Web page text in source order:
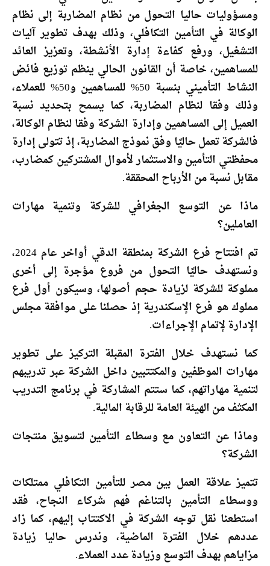
ومسؤوليات حاليا التحول من نظام المضاربة إلى نظام
الوكالة في التأمين التكافلي، وذلك بهدف تطوير آليات
التشغيل، ورفع كفاءة إدارة الأنشطة، وتعزيز العائد
للمساهمين، خاصة أن القانون الحالي ينظم توزيع فائض
النشاط التأميني بنسبة 50% للمساهمين و50% للعملاء،
وذلك وفقا لنظام المضاربة، كما يسمح بتحديد نسبة
العميل إلى المساهمين وإدارة الشركة وفقا لنظام الوكالة،
فالشركة تعمل حاليًا وفق نموذج المضاربة، إذ تتولى إدارة
محفظتي التأمين والاستثمار لأموال المشتركين كمضارب،
مقابل نسبة من الأرباح المحققة.
ماذا عن التوسع الجغرافي للشركة وتنمية مهارات
العاملين؟
تم افتتاح فرع الشركة بمنطقة الدقي أواخر عام 2024،
ونستهدف حاليًا التحول من فروع مؤجرة إلى أخرى
مملوكة للشركة لزيادة حجم أصولها، وسيكون أول فرع
مملوك هو فرع الإسكندرية إذ حصلنا على موافقة مجلس
الإدارة لإتمام الإجراءات.
كما نستهدف خلال الفترة المقبلة التركيز على تطوير
مهارات الموظفين والمكتتبين داخل الشركة عبر تدريبهم
لتنمية مهاراتهم، كما ستتم المشاركة في برنامج التدريب
المكثف من الهيئة العامة للرقابة المالية.
وماذا عن التعاون مع وسطاء التأمين لتسويق منتجات
الشركة؟
تتميز علاقة العمل بين مصر للتأمين التكافلي ممتلكات
ووسطاء التأمين بالتناغم فهم شركاء النجاح، فقد
استطعنا نقل توجه الشركة في الاكتتاب إليهم، كما زاد
عددهم خلال الفترة الماضية، وندرس حاليا زيادة
مزاياهم بهدف التوسع وزيادة عدد العملاء.